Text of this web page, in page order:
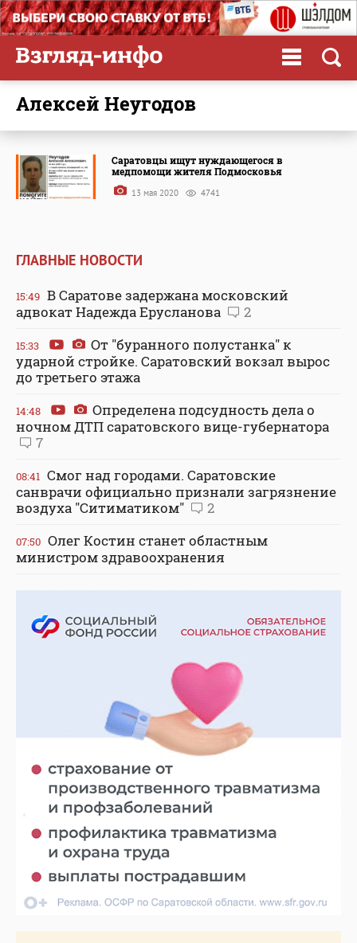
Алексей Неугодов
Саратовцы ищут нуждающегося в
медпомощи жителя Подмосковья
13 мая 2020 4741
ГЛАВНЫЕ НОВОСТИ
15:49 В Саратове задержана московский
адвокат Надежда Ерусланова
2
15:33
От "буранного полустанка" к
ударной стройке. Саратовский вокзал вырос
до третьего этажа
14:48
Определена подсудность дела о
ночном ДТП саратовского вице-губернатора
7
08:41 Смог над городами. Саратовские
санврачи официально признали загрязнение
воздуха "Ситиматиком"
2
07:50 Олег Костин станет областным
министром здравоохранения